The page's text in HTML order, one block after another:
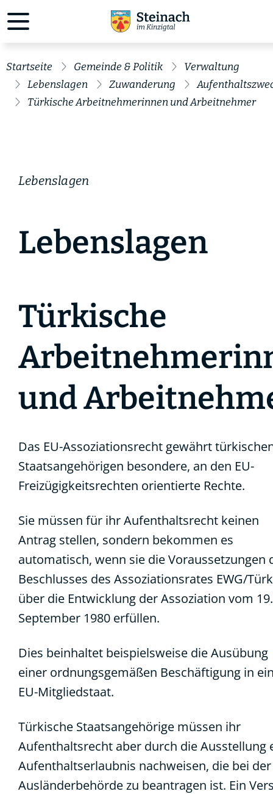
Startseite Gemeinde & Politik
Verwaltung
Lebenslagen
Zuwanderung
Türkische Arbeitnehmerinnen und Arbeitnehmer
Lebenslagen
Lebenslagen
Türkische
und
Das EU-Assoziationsrecht gewährt
Staatsangehörigen besondere, an den EU-
Freizügigkeitsrechten orientierte Rechte.
Sie müssen für ihr Aufenthaltsrecht keinen
Antrag stellen, sondern bekommen es
automatisch, wenn sie die Voraussetzungen
Beschlusses des Assoziationsrates EWG/
über die Entwicklung der Assoziation vom 19.
September 1980 erfüllen.
Dies beinhaltet beispielsweise die Ausübung
einer ordnungsgemäßen Beschäftigung in
EU-Mitgliedstaat.
Türkische Staatsangehörige müssen ihr
Aufenthaltsrecht aber durch die Ausstellung
Aufenthaltserlaubnis nachweisen, die bei der
Ausländerbehörde zu beantragen ist. Ein